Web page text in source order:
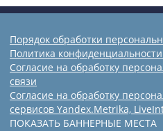
Порядок обработки
Политика
Согласие на обработку
связи
Согласие на обработку
сервисов Yandex.Metrika,
ПОКАЗАТЬ БАННЕРНЫЕ МЕСТА